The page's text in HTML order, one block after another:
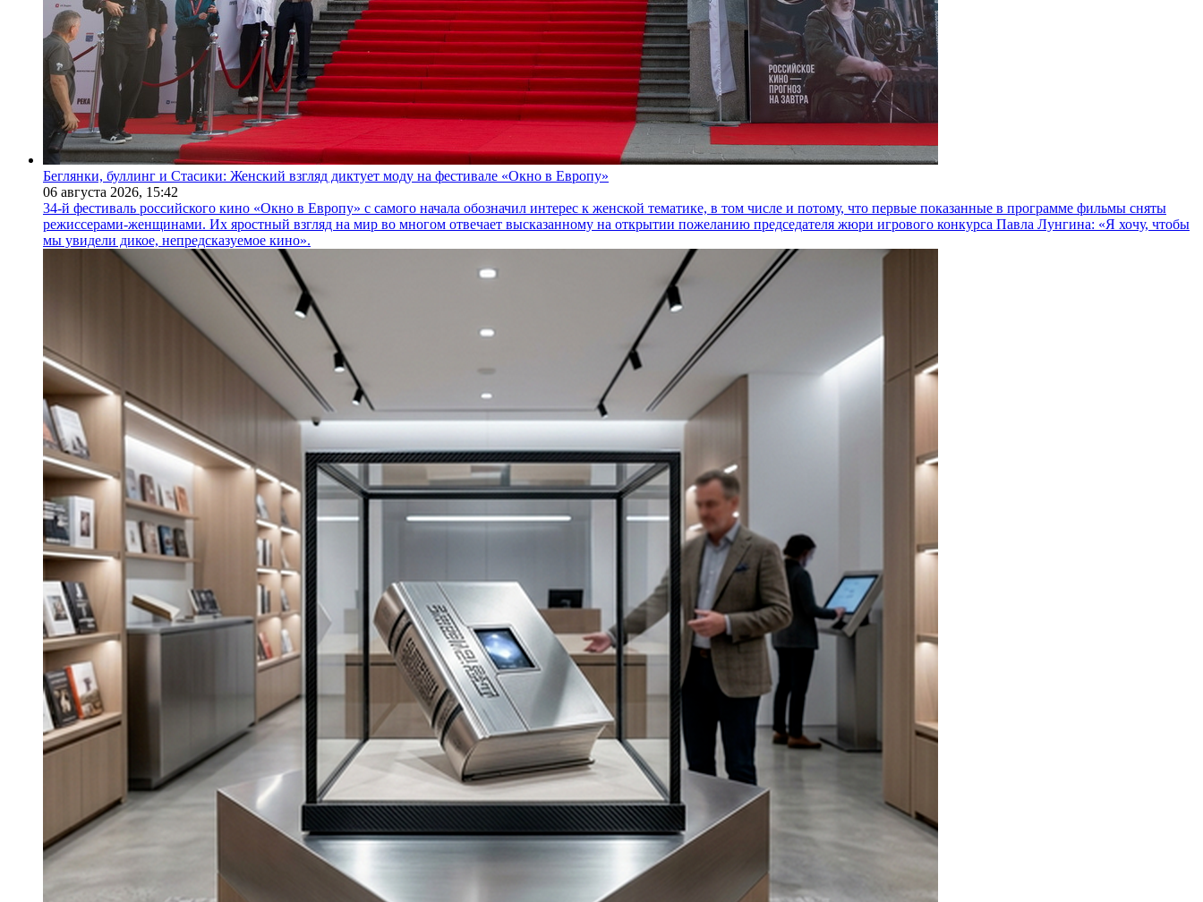
Беглянки, буллинг и Стасики: Женский взгляд диктует моду на фестивале «Окно в Европу»
06 августа 2026, 15:42
34-й фестиваль российского кино «Окно в Европу» с самого начала обозначил интерес к женской тематике, в том числе и потому, что первые показанные в программе фильмы сняты
режиссерами-женщинами. Их яростный взгляд на мир во многом отвечает высказанному на открытии пожеланию председателя жюри игрового конкурса Павла Лунгина: «Я хочу, чтобы
мы увидели дикое, непредсказуемое кино».